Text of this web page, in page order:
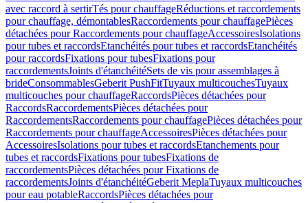
avec raccord à sertirTés pour chauffageRéductions et raccordements
pour chauffage, démontablesRaccordements pour chauffagePièces
détachées pour Raccordements pour chauffageAccessoiresIsolations
pour tubes et raccordsEtanchéités pour tubes et raccordsEtanchéités
pour raccordsFixations pour tubesFixations pour
raccordementsJoints d'étanchéitéSets de vis pour assemblages à
brideConsommablesGeberit PushFitTuyaux multicouchesTuyaux
multicouches pour chauffageRaccordsPièces détachées pour
RaccordsRaccordementsPièces détachées pour
RaccordementsRaccordements pour chauffagePièces détachées pour
Raccordements pour chauffageAccessoiresPièces détachées pour
AccessoiresIsolations pour tubes et raccordsEtanchements pour
tubes et raccordsFixations pour tubesFixations de
raccordementsPièces détachées pour Fixations de
raccordementsJoints d'étanchéitéGeberit MeplaTuyaux multicouches
pour eau potableRaccordsPièces détachées pour